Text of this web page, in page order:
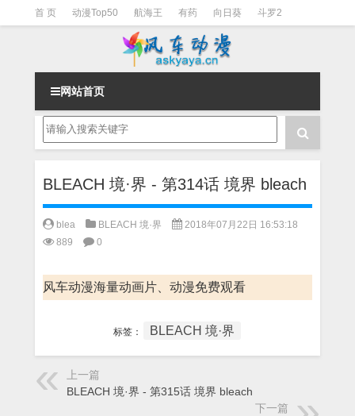
首 页 动漫Top50 航海王 有药 向日葵 斗罗2
一拳超人 柯南 阴阳师
网站首页
BLEACH 境·界 - 第314话 境界 bleach
blea BLEACH 境·界
2018年07月22日 16:53:18
889
0
风车动漫海量动画片、动漫免费观看
标签： BLEACH 境·界
上一篇
BLEACH 境·界 - 第315话 境界 bleach
下一篇